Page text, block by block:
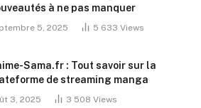
à ne pas manquer
5, 2025 5 633 Views
Sama.fr : Tout savoir sur la
de streaming manga
3, 2025 3 508 Views